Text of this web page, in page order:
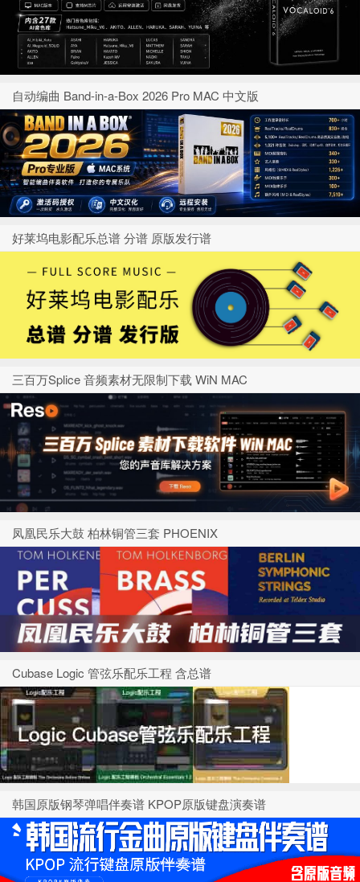
自动编曲 Band-in-a-Box 2026 Pro MAC 中文版
好莱坞电影配乐总谱 分谱 原版发行谱
三百万Splice 音频素材无限制下载 WiN MAC
凤凰民乐大鼓 柏林铜管三套 PHOENIX
Cubase Logic 管弦乐配乐工程 含总谱
韩国原版钢琴弹唱伴奏谱 KPOP原版键盘演奏谱